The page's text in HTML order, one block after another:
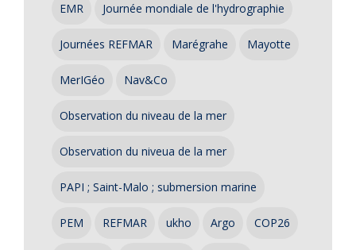
EMR Journée mondiale de l'hydrographie
Journées REFMAR Marégrahe Mayotte
MerIGéo Nav&Co
Observation du niveau de la mer
Observation du niveua de la mer
PAPI ; Saint-Malo ; submersion marine
PEM REFMAR ukho Argo COP26